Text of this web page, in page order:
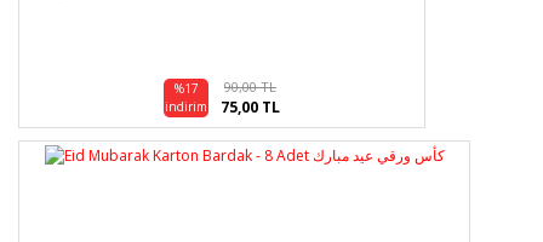
%17
indirim
90,00 TL
75,00 TL